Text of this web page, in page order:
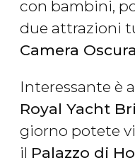
con bambini,
due attrazioni
Camera Oscura
Interessante è
Royal Yacht
giorno potete
il Palazzo di